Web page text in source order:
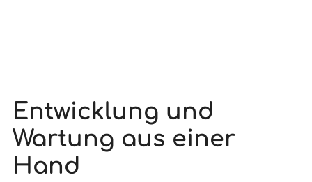
Entwicklung und
Wartung aus einer
Hand